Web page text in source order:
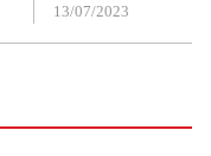
13/07/2023